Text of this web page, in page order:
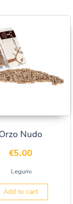
Nudo
€5.00
Legumi
Add to cart